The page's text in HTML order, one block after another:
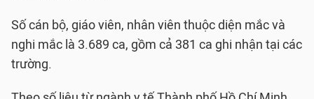
Số cán bộ, giáo viên, nhân viên thuộc diện mắc và
nghi mắc là 3.689 ca, gồm cả 381 ca ghi nhận tại các
trường.